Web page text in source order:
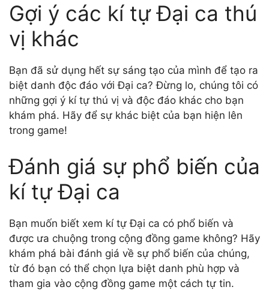
Gợi ý các kí tự Đại ca thú
vị khác
Bạn đã sử dụng hết sự sáng tạo của mình để tạo ra
biệt danh độc đáo với Đại ca? Đừng lo, chúng tôi có
những gợi ý kí tự thú vị và độc đáo khác cho bạn
khám phá. Hãy để sự khác biệt của bạn hiện lên
trong game!
Đánh giá sự phổ biến của
kí tự Đại ca
Bạn muốn biết xem kí tự Đại ca có phổ biến và
được ưa chuộng trong cộng đồng game không? Hãy
khám phá bài đánh giá về sự phổ biến của chúng,
từ đó bạn có thể chọn lựa biệt danh phù hợp và
tham gia vào cộng đồng game một cách tự tin.